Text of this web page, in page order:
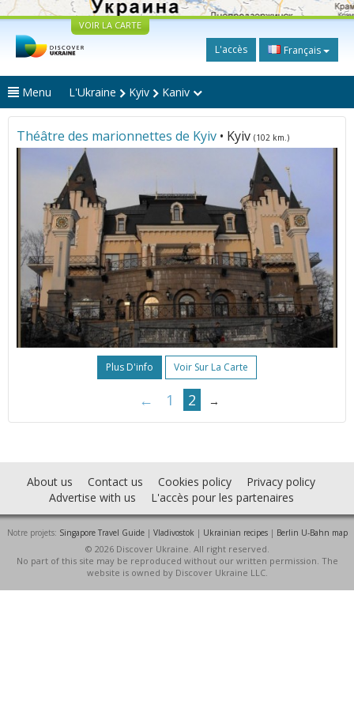
VOIR LA CARTE
L'accès Français
Menu L'Ukraine Kyiv Kaniv
Théâtre des marionnettes de Kyiv • Kyiv (102 km.)
Plus D'info Voir Sur La Carte
← 1 2 →
About us Contact us Cookies policy
Privacy policy
Advertise with us
L'accès pour les partenaires
Notre projets: Singapore Travel Guide| Vladivostok | Ukrainian recipes| Berlin U-Bahn map
© 2026 Discover Ukraine. All right reserved.
No part of this site may be reproduced without our written permission. The
website is owned by Discover Ukraine LLC.